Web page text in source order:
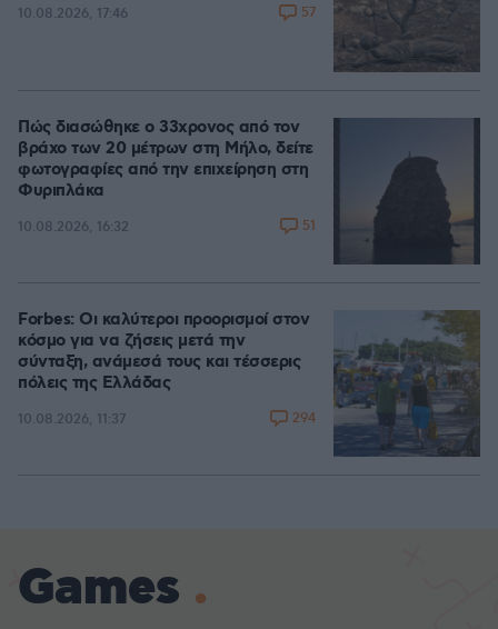
10.08.2026, 17:46 57
Πώς διασώθηκε ο 33χρονος από τον
βράχο των 20 μέτρων στη Μήλο, δείτε
φωτογραφίες από την επιχείρηση στη
Φυριπλάκα
10.08.2026, 16:32 51
Forbes: Οι καλύτεροι προορισμοί στον
κόσμο για να ζήσεις μετά την
σύνταξη, ανάμεσά τους και τέσσερις
πόλεις της Ελλάδας
10.08.2026, 11:37 294
Games